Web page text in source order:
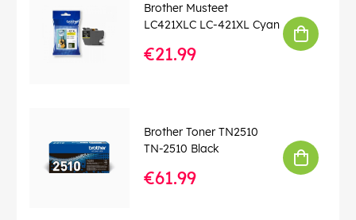
Brother Musteet
LC421XLC LC-421XL Cyan
€21.99
Brother Toner TN2510
TN-2510 Black
€61.99